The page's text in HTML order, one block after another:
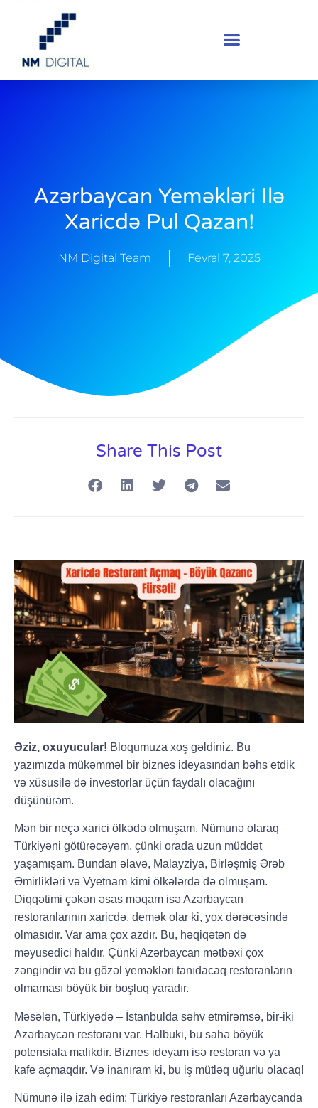
Azərbaycan Yeməkləri Ilə
Xaricdə Pul Qazan!
NM Digital Team Fevral 7, 2025
Share This Post
Əziz, oxuyucular! Bloqumuza xoş gəldiniz. Bu
yazımızda mükəmməl bir biznes ideyasından bəhs etdik
və xüsusilə də investorlar üçün faydalı olacağını
düşünürəm.
Mən bir neçə xarici ölkədə olmuşam. Nümunə olaraq
Türkiyəni götürəcəyəm, çünki orada uzun müddət
yaşamışam. Bundan əlavə, Malayziya, Birləşmiş Ərəb
Əmirlikləri və Vyetnam kimi ölkələrdə də olmuşam.
Diqqətimi çəkən əsas məqam isə Azərbaycan
restoranlarının xaricdə, demək olar ki, yox dərəcəsində
olmasıdır. Var ama çox azdır. Bu, həqiqətən də
məyusedici haldır. Çünki Azərbaycan mətbəxi çox
zəngindir və bu gözəl yeməkləri tanıdacaq restoranların
olmaması böyük bir boşluq yaradır.
Məsələn, Türkiyədə – İstanbulda səhv etmirəmsə, bir-iki
Azərbaycan restoranı var. Halbuki, bu sahə böyük
potensiala malikdir. Biznes ideyam isə restoran və ya
kafe açmaqdır. Və inanıram ki, bu iş mütləq uğurlu olacaq!
Nümunə ilə izah edim: Türkiyə restoranları Azərbaycanda